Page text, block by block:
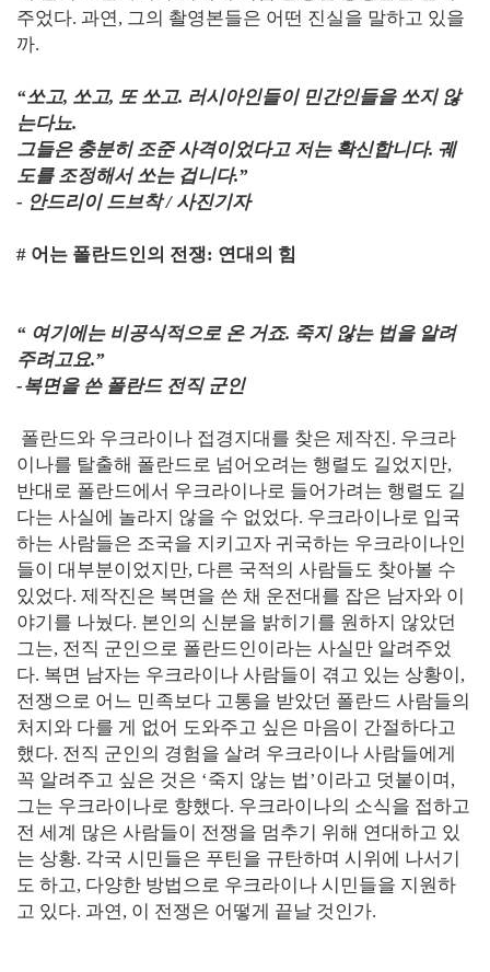
주었다. 과연, 그의 촬영본들은 어떤 진실을 말하고 있을
까.
“쏘고, 쏘고, 또 쏘고. 러시아인들이 민간인들을 쏘지 않
는다뇨.
그들은 충분히 조준 사격이었다고 저는 확신합니다. 궤
도를 조정해서 쏘는 겁니다.”
- 안드리이 드브착 / 사진기자
# 어는 폴란드인의 전쟁: 연대의 힘
“ 여기에는 비공식적으로 온 거죠. 죽지 않는 법을 알려
주려고요.”
-복면을 쓴 폴란드 전직 군인
폴란드와 우크라이나 접경지대를 찾은 제작진. 우크라
이나를 탈출해 폴란드로 넘어오려는 행렬도 길었지만,
반대로 폴란드에서 우크라이나로 들어가려는 행렬도 길
다는 사실에 놀라지 않을 수 없었다. 우크라이나로 입국
하는 사람들은 조국을 지키고자 귀국하는 우크라이나인
들이 대부분이었지만, 다른 국적의 사람들도 찾아볼 수
있었다. 제작진은 복면을 쓴 채 운전대를 잡은 남자와 이
야기를 나눴다. 본인의 신분을 밝히기를 원하지 않았던
그는, 전직 군인으로 폴란드인이라는 사실만 알려주었
다. 복면 남자는 우크라이나 사람들이 겪고 있는 상황이,
전쟁으로 어느 민족보다 고통을 받았던 폴란드 사람들의
처지와 다를 게 없어 도와주고 싶은 마음이 간절하다고
했다. 전직 군인의 경험을 살려 우크라이나 사람들에게
꼭 알려주고 싶은 것은 ‘죽지 않는 법’이라고 덧붙이며,
그는 우크라이나로 향했다. 우크라이나의 소식을 접하고
전 세계 많은 사람들이 전쟁을 멈추기 위해 연대하고 있
는 상황. 각국 시민들은 푸틴을 규탄하며 시위에 나서기
도 하고, 다양한 방법으로 우크라이나 시민들을 지원하
고 있다. 과연, 이 전쟁은 어떻게 끝날 것인가.